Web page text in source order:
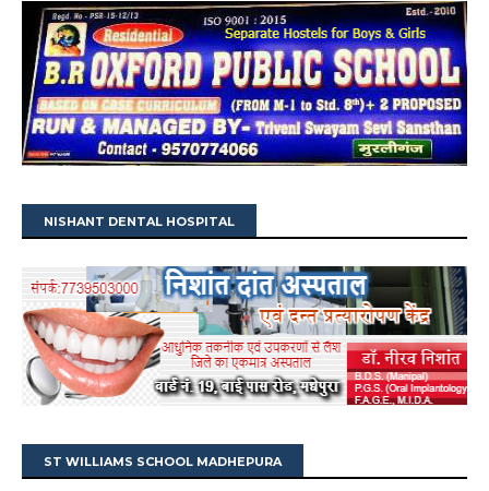
NISHANT DENTAL HOSPITAL
ST WILLIAMS SCHOOL MADHEPURA